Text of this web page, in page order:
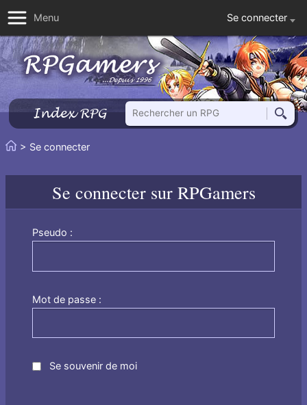
Menu Se connecter
Index RPG
Rechercher un RPG
Vous> Se connecter
Se connecter sur RPGamers
Pseudo :
Mot de passe :
Se souvenir de moi